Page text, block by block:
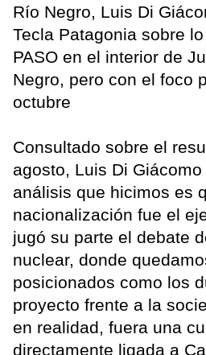
Río Negro, Luis Di
Tecla Patagonia sobre
PASO en el interior de
Negro, pero con el foco
octubre
Consultado sobre el
agosto, Luis Di Giácomo
análisis que hicimos es
nacionalización fue el
jugó su parte el debate
nuclear, donde
posicionados como los
proyecto frente a la
en realidad, fuera una
directamente ligada a